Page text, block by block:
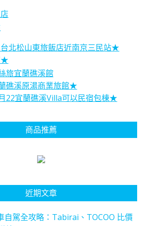
台北松山東旅飯店近南京三民站★
★
旅宜蘭礁溪館
礁溪原湯商業旅館★
22宜蘭礁溪Villa可以民宿包棟★
商品推薦
近期文章
自駕全攻略：Tabirai、TOCOO 比價